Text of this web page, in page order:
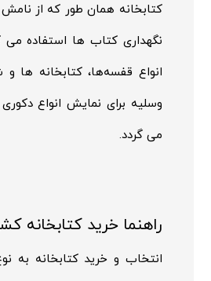
کتابخانه همان طور که از
نگهداری کتاب ها استفاده می
انواع قفسه‌ها، کتابخانه ها
وسلیه برای نمایش انواع
می گردد.
راهنما خرید کتابخانه
انتخاب و خرید کتابخانه به